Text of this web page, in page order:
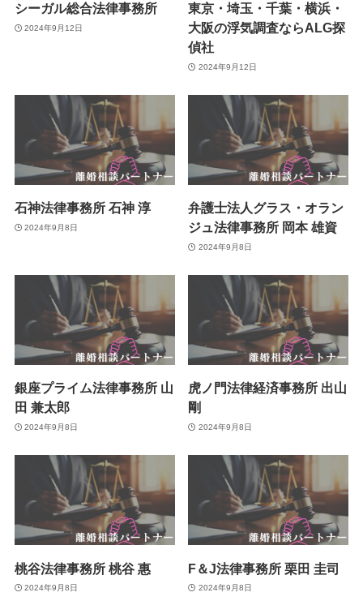
シーガル総合法律事務所
2024年9月12日
東京・埼玉・千葉・横浜・
大阪の浮気調査ならALG探
偵社
2024年9月12日
石神法律事務所 石神 淳
2024年9月8日
弁護士法人グラス・オラン
ジュ法律事務所 岡本 雄資
2024年9月8日
銀座プライム法律事務所 山
田 兼太郎
2024年9月8日
虎ノ門法律経済事務所 出山
剛
2024年9月8日
桃谷法律事務所 桃谷 惠
2024年9月8日
F＆J法律事務所 栗田 圭司
2024年9月8日